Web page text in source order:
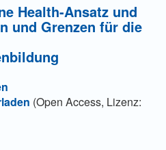
Health-Ansatz und
und Grenzen für die
(Open Access, Lizenz: